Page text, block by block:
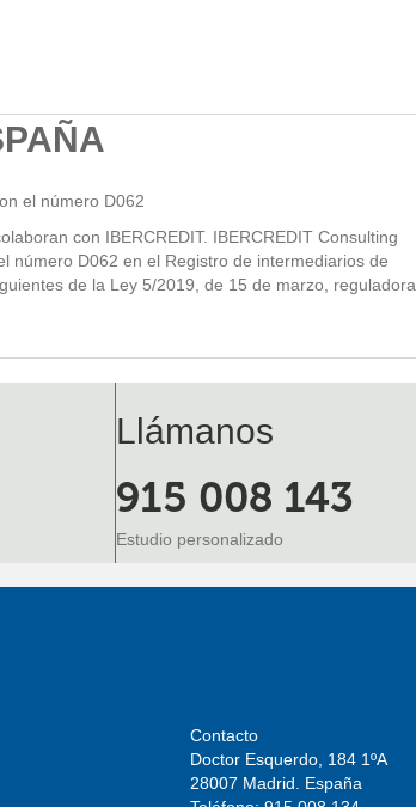
el número D062
con IBERCREDIT. IBERCREDIT Consulting
número D062 en el Registro de intermediarios de
de la Ley 5/2019, de 15 de marzo, reguladora
Llámanos
915 008 143
Estudio personalizado
Contacto
Doctor Esquerdo, 184 1ºA
28007 Madrid. España